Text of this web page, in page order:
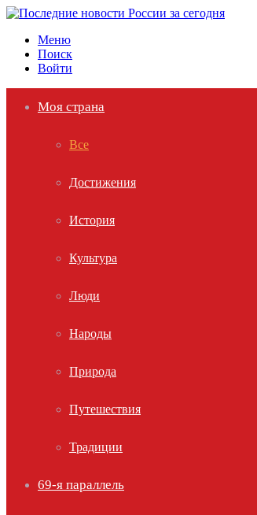
Меню
Поиск
Войти
Моя страна
Все
Достижения
История
Культура
Люди
Народы
Природа
Путешествия
Традиции
69-я параллель